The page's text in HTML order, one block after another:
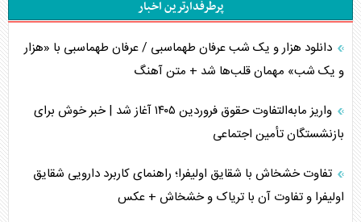
تحلیل جامع پدیده تراستی‌ها
تأثیر جنگ ایران و آمریکا بر اقتصاد جهانی
اربعین، کابوس مشترک تل‌آویو-واشنگتن
برنامه هفتم توسعه در نقطه کور سیاستگذاری
کنوانسیون دریای خزر در راستای منافع ملی است؟
پرطرفدارترین اخبار
دانلود هزار و یک شب عرفان طهماسبی / عرفان طهماسبی با «هزار
و یک شب» مهمان قلب‌ها شد + متن آهنگ
واریز مابه‌التفاوت حقوق فروردین ۱۴۰۵ آغاز شد | خبر خوش برای
بازنشستگان تأمین اجتماعی
تفاوت خشخاش با شقایق اولیفرا؛ راهنمای کاربرد دارویی شقایق
اولیفرا و تفاوت آن با تریاک و خشخاش + عکس